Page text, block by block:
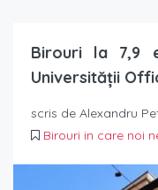
Birouri la 7,9
Universităţii
scris de Alexandru
Birouri in care noi